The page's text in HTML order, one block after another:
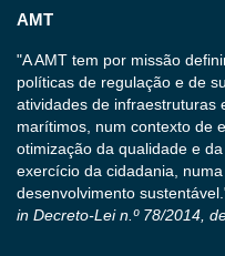
AMT
"A AMT tem por missão
políticas de regulação e de
atividades de infraestruturas
marítimos, num contexto de
otimização da qualidade e
exercício da cidadania,
desenvolvimento
in Decreto-Lei n.º 78/2014,